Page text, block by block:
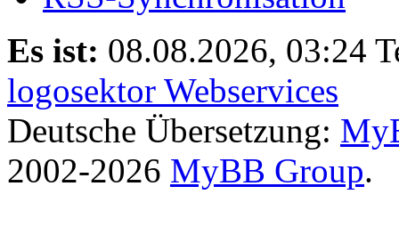
Es ist: 08.08.2026, 03:24
logosektor Webservices
Deutsche Übersetzung:
2002-2026 MyBB Group.